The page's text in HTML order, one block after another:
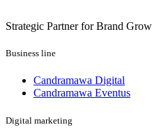
Strategic Partner for Brand
Business line
Candramawa Digital
Candramawa Eventus
Digital marketing